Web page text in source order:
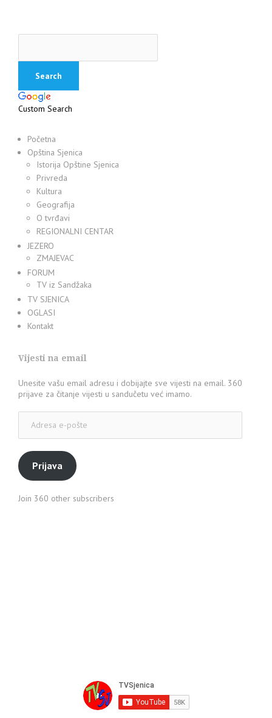
Custom Search
Početna
Opština Sjenica
Istorija Opštine Sjenica
Privreda
Kultura
Geografija
O tvrđavi
REGIONALNI CENTAR
JEZERO
ZMAJEVAC
FORUM
TV iz Sandžaka
TV SJENICA
OGLASI
Kontakt
Vijesti na email
Unesite vašu email adresu i dobijajte sve vijesti na email. 360
prijave za čitanje vijesti u sandučetu već imamo.
pošte
Prijava
Join 360 other subscribers